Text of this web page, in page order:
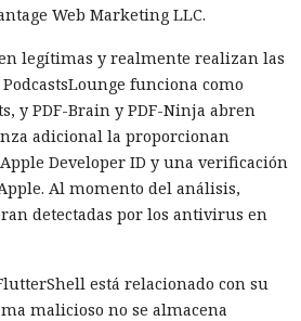
Web Marketing LLC.
legítimas y realmente realizan las
funciona como
y PDF-Brain y PDF-Ninja abren
adicional la proporcionan
Developer ID y una verificación
Al momento del análisis,
detectadas por los antivirus en
está relacionado con su
malicioso no se almacena